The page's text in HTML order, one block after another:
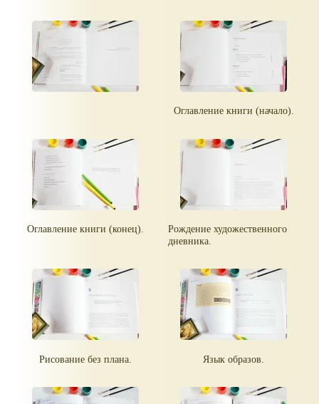
Оглавление книги (начало).
Оглавление книги (конец).
Рождение художественного
дневника.
Рисование без плана. Язык образов.